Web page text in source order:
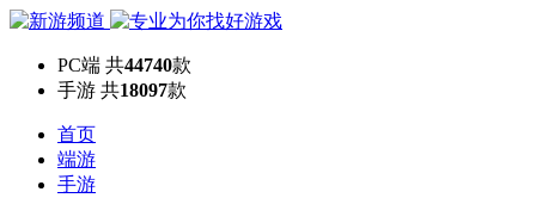
PC端 共44740款
手游 共18097款
首页
端游
手游